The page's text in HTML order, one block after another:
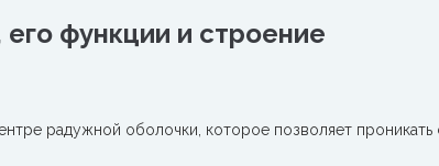
его функции и строение
радужной оболочки, которое позволяет проникать